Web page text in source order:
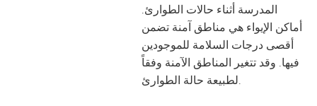
المدرسة أثناء حالات الطوارئ.
أماكن الإيواء هي مناطق آمنة تضمن
أقصى درجات السلامة للموجودين
فيها. وقد تتغير المناطق الآمنة وفقاً
لطبيعة حالة الطوارئ.